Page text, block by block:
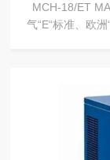
MCH-18/ET
气“E“标准、欧